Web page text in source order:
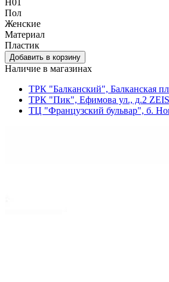
Пол
Женские
Материал
Пластик
Наличие в магазинах
ТРК "Балканский", Балканская
ТРК "Пик", Ефимова ул., д.2
ТЦ "Французский бульвар", б.